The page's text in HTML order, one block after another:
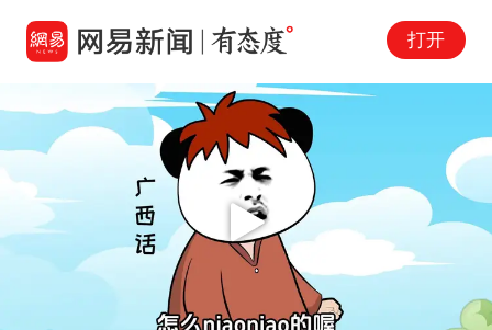
打开
Play